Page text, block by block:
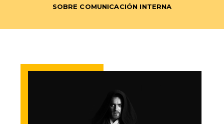
SOBRE COMUNICACIÓN INTERNA